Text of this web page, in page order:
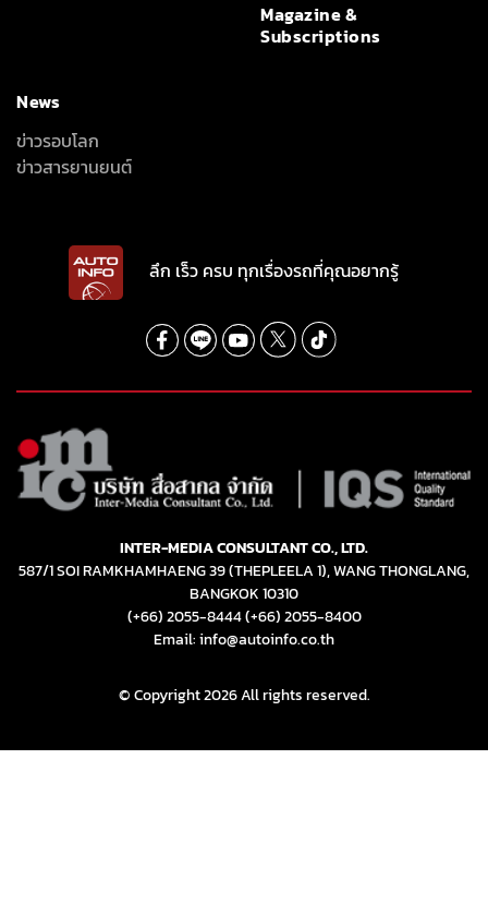
Magazine &
Subscriptions
News
ข่าวรอบโลก
ข่าวสารยานยนต์
ลึก เร็ว ครบ ทุกเรื่องรถที่คุณอยากรู้
INTER-MEDIA CONSULTANT CO., LTD.
587/1 SOI RAMKHAMHAENG 39 (THEPLEELA 1), WANG THONGLANG,
BANGKOK 10310
(+66) 2055-8444(+66) 2055-8400
Email: info@autoinfo.co.th
© Copyright 2026 All rights reserved.